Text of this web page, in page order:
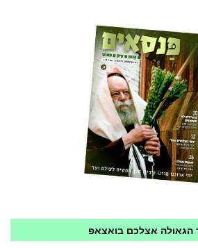
הגאולה אצלכם בואצאפ